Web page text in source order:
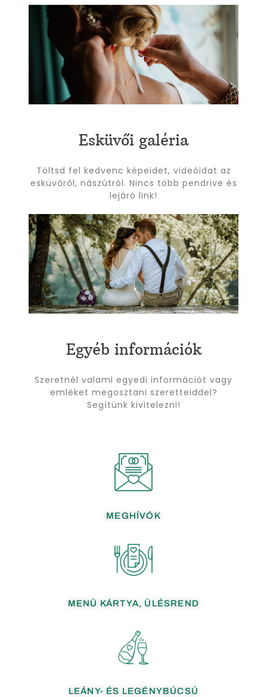
Esküvői galéria
Töltsd fel kedvenc képeidet, videóidat az
esküvőről, nászútról. Nincs több pendrive és
lejáró link!
Egyéb információk
Szeretnél valami egyedi információt vagy
emléket megosztani szeretteiddel?
Segítünk kivitelezni!
MEGHÍVÓK
MENÜ KÁRTYA, ÜLÉSREND
LEÁNY- ÉS LEGÉNYBÚCSÚ